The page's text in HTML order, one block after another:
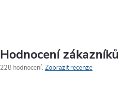
Hodnocení zákazníků
228 hodnocení Zobrazit recenze